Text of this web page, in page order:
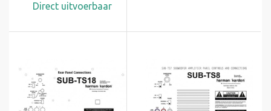
Direct uitvoerbaar